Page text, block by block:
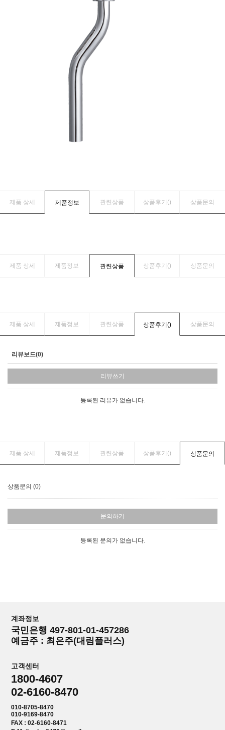
제품 상세 제품정보 관련상품 상품후기() 상품문의
제품 상세 제품정보 관련상품 상품후기() 상품문의
제품 상세 제품정보 관련상품 상품후기() 상품문의
리뷰보드(0)
리뷰쓰기
등록된 리뷰가 없습니다.
제품 상세 제품정보 관련상품 상품후기() 상품문의
상품문의 (0)
문의하기
등록된 문의가 없습니다.
계좌정보
국민은행 497-801-01-457286
예금주 : 최은주(대림플러스)
고객센터
1800-4607
02-6160-8470
010-8705-8470
010-9169-8470
FAX : 02-6160-8471